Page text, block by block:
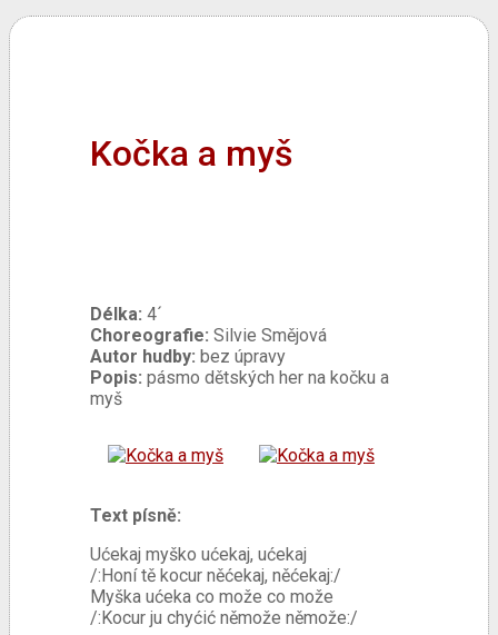
Kočka a myš
Délka: 4´
Choreografie: Silvie Smějová
Autor hudby: bez úpravy
Popis: pásmo dětských her na kočku a
myš
Text písně:
Ućekaj myško ućekaj, ućekaj
/:Honí tě kocur něćekaj, něćekaj:/
Myška ućeka co može co može
/:Kocur ju chyćić němože němože:/